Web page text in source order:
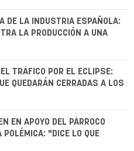
DE LA INDUSTRIA ESPAÑOLA:
LA PRODUCCIÓN A UNA
TRÁFICO POR EL ECLIPSE:
QUEDARÁN CERRADAS A LOS
EN APOYO DEL PÁRROCO
"DICE LO QUE